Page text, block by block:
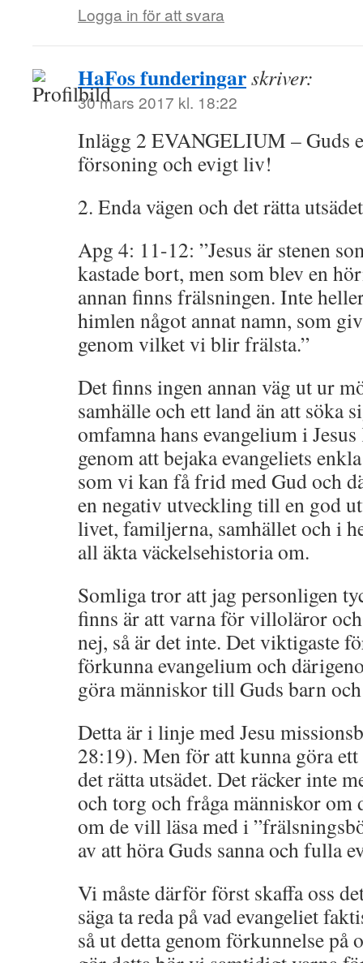
Logga in för att svara
HaFos funderingarskriver:
30 mars 2017 kl. 18:22
Inlägg 2 EVANGELIUM – Guds
försoning och evigt liv!
2. Enda vägen och det rätta utsädet
Apg 4: 11-12: ”Jesus är stenen
kastade bort, men som blev en
annan finns frälsningen. Inte
himlen något annat namn, som
genom vilket vi blir frälsta.”
Det finns ingen annan väg ut ur
samhälle och ett land än att söka
omfamna hans evangelium i
genom att bejaka evangeliets
som vi kan få frid med Gud och
en negativ utveckling till en god
livet, familjerna, samhället och i
all äkta väckelsehistoria om.
Somliga tror att jag personligen
finns är att varna för villoläror
nej, så är det inte. Det viktigaste
förkunna evangelium och
göra människor till Guds barn
Detta är i linje med Jesu
28:19). Men för att kunna göra
det rätta utsädet. Det räcker inte
och torg och fråga människor om
om de vill läsa med i
av att höra Guds sanna och fulla
Vi måste därför först skaffa oss
säga ta reda på vad evangeliet
så ut detta genom förkunnelse på